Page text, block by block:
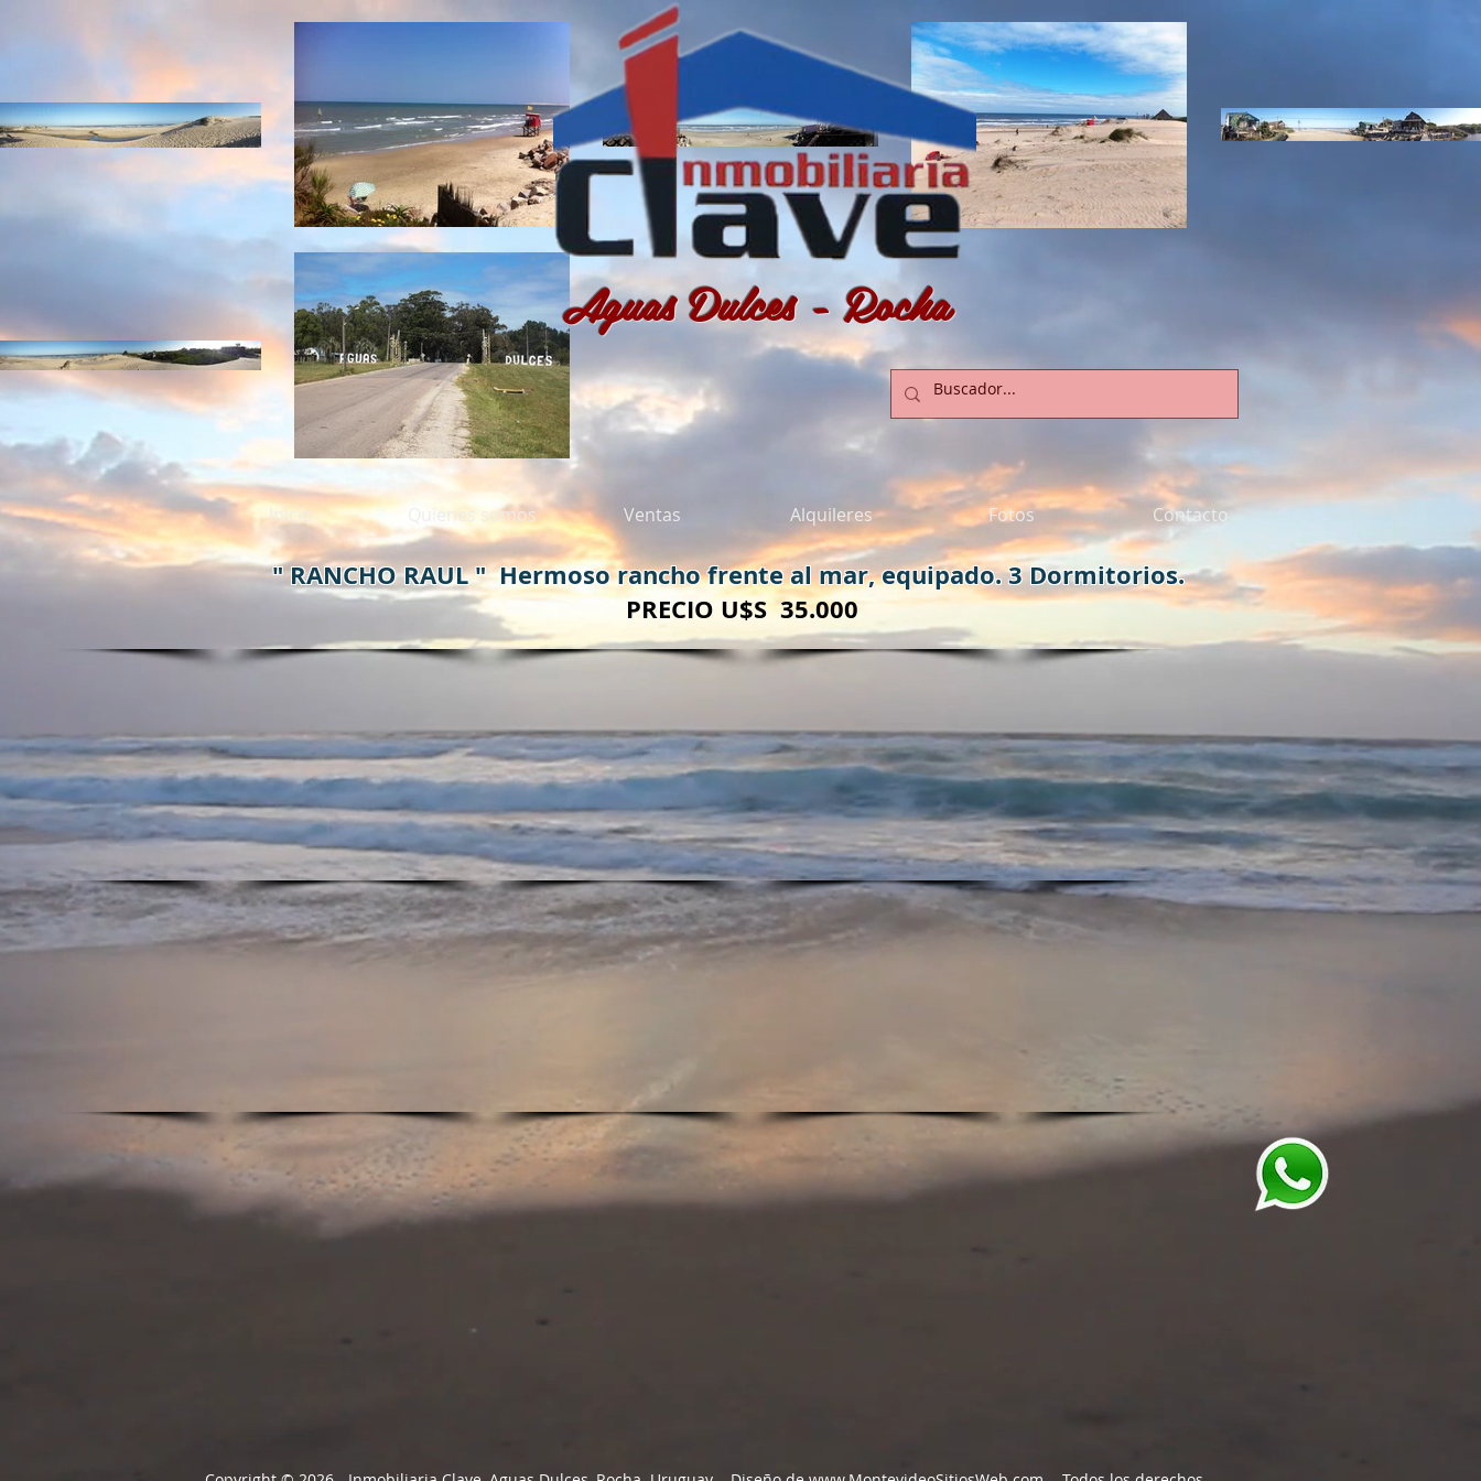
Aguas Dulces - Rocha
" RANCHO RAUL " Hermoso rancho frente al mar, equipado.3 Dormitorios.
PRECIO U$S 35.000
Inicio Quienes somos Ventas Alquileres Fotos Contacto